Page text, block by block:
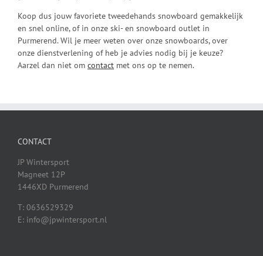
Koop dus jouw favoriete tweedehands snowboard gemakkelijk
en snel online, of in onze ski- en snowboard outlet in
Purmerend. Wil je meer weten over onze snowboards, over
onze dienstverlening of heb je advies nodig bij je keuze?
Aarzel dan niet om contact met ons op te nemen.
CONTACT
JP Wintersport
Magneet 12P
1446XD Purmerend
T: 0636529329
E: info@jpwintersport.nl